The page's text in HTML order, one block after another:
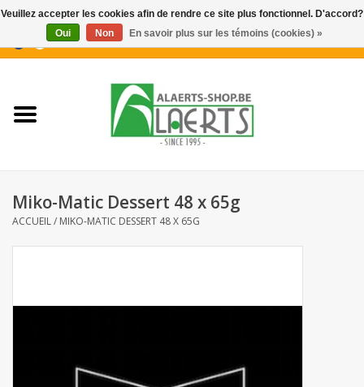
0 Articles - €0,00
Nouveautés
Biscuits pour le café
Boissons
Miko-Matic Dessert 48 x 65g
ACCUEIL/ MIKO-MATIC DESSERT 48 X 65G
Veuillez accepter les cookies afin de rendre ce site plus fonctionnel. D'accord?
Oui
Non En savoir plus sur les témoins (cookies) »